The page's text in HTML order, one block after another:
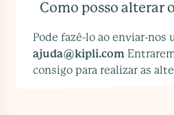
Como posso alterar
Pode fazê-lo ao enviar-nos
ajuda@kipli.com
consigo para realizar as